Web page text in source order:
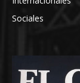
Sociales